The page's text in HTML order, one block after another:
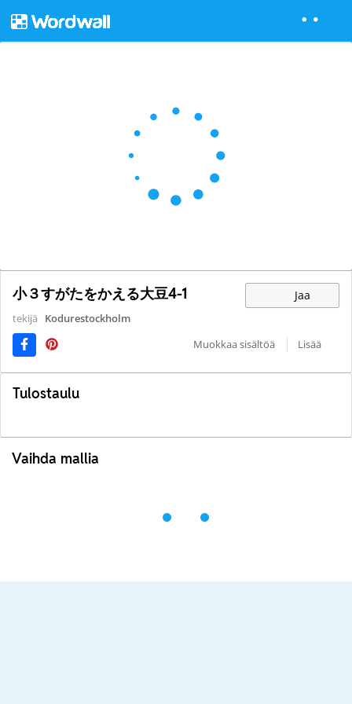
小３すがたをかえる大豆4-1 Jaa
tekijä
Kodurestockholm
Muokkaa sisältöä
Lisää
Tulostaulu
Vaihda mallia